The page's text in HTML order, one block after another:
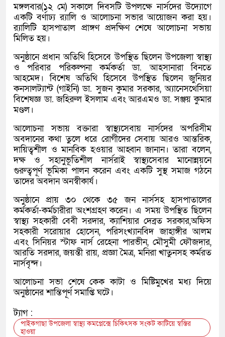
মঙ্গলবার(১২ মে) সকালে দিবসটি উপলক্ষে নার্সদের উদ্যোগে
একটি বর্ণাঢ্য র‌্যালি ও আলোচনা সভার আয়োজন করা হয়।
র‌্যালিটি হাসপাতাল প্রাঙ্গণ প্রদক্ষিণ শেষে আলোচনা সভায়
মিলিত হয়।
অনুষ্ঠানে প্রধান অতিথি হিসেবে উপস্থিত ছিলেন উপজেলা স্বাস্থ্য
ও পরিবার পরিকল্পনা কর্মকর্তা ডা. আহসানারা বিনতে
আহমেদ। বিশেষ অতিথি হিসেবে উপস্থিত ছিলেন জুনিয়র
কনসালট্যান্ট (গাইনি) ডা. সুজন কুমার সরকার, অ্যানেসথেসিয়া
বিশেষজ্ঞ ডা. জহিরুল ইসলাম এবং আরএমও ডা. সঞ্জয় কুমার
মণ্ডল।
আলোচনা সভায় বক্তারা স্বাস্থ্যসেবায় নার্সদের অপরিসীম
অবদানের কথা তুলে ধরে রোগীদের সেবায় আরও আন্তরিক,
দায়িত্বশীল ও মানবিক হওয়ার আহ্বান জানান। তারা বলেন,
দক্ষ ও সহানুভূতিশীল নার্সরাই স্বাস্থ্যসেবার মানোন্নয়নে
গুরুত্বপূর্ণ ভূমিকা পালন করেন এবং একটি সুস্থ সমাজ গঠনে
তাদের অবদান অনস্বীকার্য।
অনুষ্ঠানে প্রায় ৩০ থেকে ৩৫ জন নার্সসহ হাসপাতালের
কর্মকর্তা-কর্মচারীরা অংশগ্রহণ করেন। এ সময় উপস্থিত ছিলেন
স্বাস্থ্য সহকারী বেবী সরদার, ক্যাশিয়ার দেব্রত সরকার,অফিস
সহকারী সরোয়ার হোসেন, পরিসংখ্যানবিদ জাহাঙ্গীর আলম
এবং সিনিয়র স্টাফ নার্স রেহেনা পারভীন, মৌসুমী ফৌজদার,
আরতি সরদার, জয়ন্তী রায়, প্রজ্ঞা মৈত্র, মনিরা খাতুনসহ কর্মরত
নার্সবৃন্দ।
আলোচনা সভা শেষে কেক কাটা ও মিষ্টিমুখের মধ্য দিয়ে
অনুষ্ঠানের শান্তিপূর্ণ সমাপ্তি ঘটে।
ট্যাগ :
পাইকগাছা উপজেলা স্বাস্থ্য কমপ্লেক্সে চিকিৎসক সংকট কাটিয়ে স্বস্তির
হাওয়া